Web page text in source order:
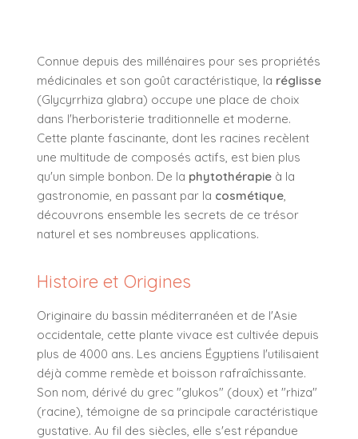
Connue depuis des millénaires pour ses propriétés
médicinales et son goût caractéristique, la réglisse
(Glycyrrhiza glabra) occupe une place de choix
dans l'herboristerie traditionnelle et moderne.
Cette plante fascinante, dont les racines recèlent
une multitude de composés actifs, est bien plus
qu'un simple bonbon. De la phytothérapie à la
gastronomie, en passant par la cosmétique,
découvrons ensemble les secrets de ce trésor
naturel et ses nombreuses applications.
Histoire et Origines
Originaire du bassin méditerranéen et de l'Asie
occidentale, cette plante vivace est cultivée depuis
plus de 4000 ans. Les anciens Égyptiens l'utilisaient
déjà comme remède et boisson rafraîchissante.
Son nom, dérivé du grec "glukos" (doux) et "rhiza"
(racine), témoigne de sa principale caractéristique
gustative. Au fil des siècles, elle s'est répandue